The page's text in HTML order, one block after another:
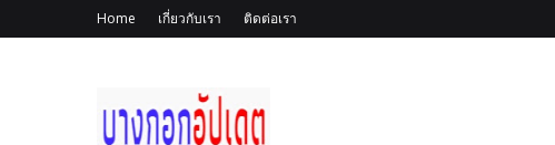
Home เกี่ยวกับเรา ติดต่อเรา